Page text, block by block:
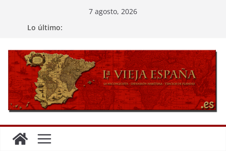
7 agosto, 2026
Lo último: